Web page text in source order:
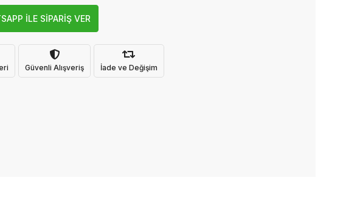
İLE SİPARİŞ VER
Güvenli Alışveriş İade ve Değişim